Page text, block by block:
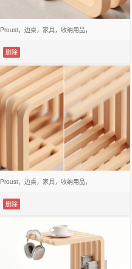
Proust，边桌，家具，收纳用品，
删除
Proust，边桌，家具，收纳用品，
删除